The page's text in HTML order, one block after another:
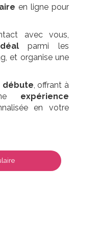
en ligne pour
avec vous,
parmi les
et organise une
débute, offrant à
expérience
en votre